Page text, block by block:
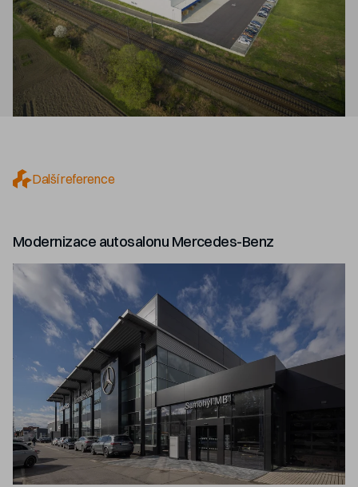
Další reference
Modernizace autosalonu Mercedes-Benz